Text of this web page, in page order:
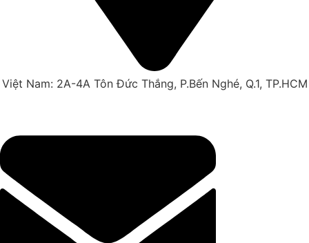
Việt Nam: 2A-4A Tôn Đức Thắng, P.Bến Nghé, Q.1, TP.HCM